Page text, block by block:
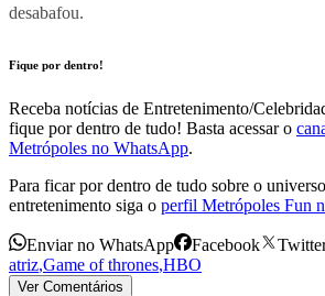
desabafou.
Fique por dentro!
Receba notícias de Entretenimento/
fique por dentro de tudo! Basta acessar o
Metrópoles no WhatsApp.
Para ficar por dentro de tudo sobre o
entretenimento siga o perfil Metrópoles Fun
Enviar no WhatsApp Facebook
atriz,Game of thrones,HBO
Ver Comentários